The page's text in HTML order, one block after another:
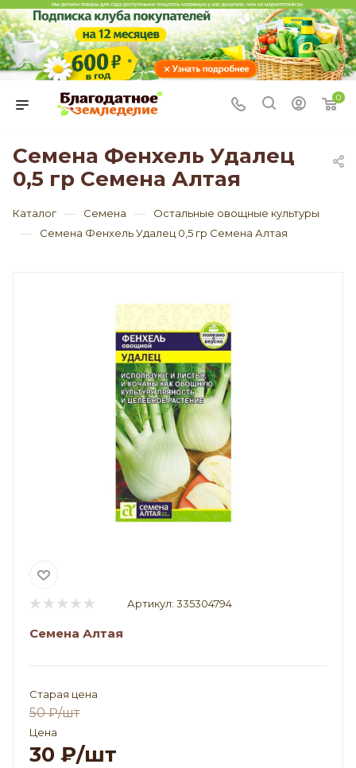
0
Семена Фенхель Удалец
0,5 гр Семена Алтая
Каталог — Семена — Остальные овощные культуры
— Семена Фенхель Удалец 0,5 гр Семена Алтая
Артикул: 335304794
Семена Алтая
Старая цена
50₽/шт
Цена
30 ₽/шт